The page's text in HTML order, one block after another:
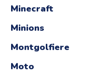
Minecraft
Minions
Montgolfiere
Moto